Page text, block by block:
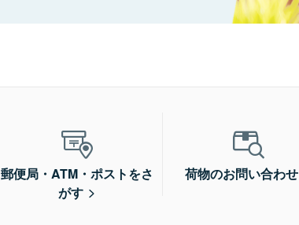
郵便局・ATM・ポストをさ
がす
荷物のお問い合わせ